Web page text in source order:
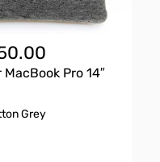
Pro 14″
Grey